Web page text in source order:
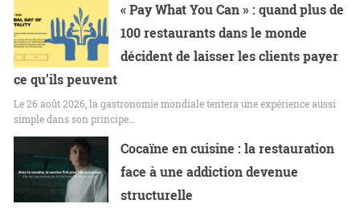
« Pay What You Can » : quand plus de
100 restaurants dans le monde
décident de laisser les clients payer
ce qu’ils peuvent
Le 26 août 2026, la gastronomie mondiale tentera une expérience aussi
simple dans son principe…
Cocaïne en cuisine : la restauration
face à une addiction devenue
structurelle